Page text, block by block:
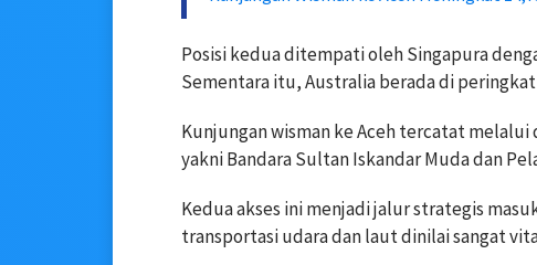
Posisi kedua ditempati oleh Singapura
Sementara itu, Australia berada di
Kunjungan wisman ke Aceh tercatat
yakni Bandara Sultan Iskandar Muda dan
Kedua akses ini menjadi jalur strategis
transportasi udara dan laut dinilai sangat